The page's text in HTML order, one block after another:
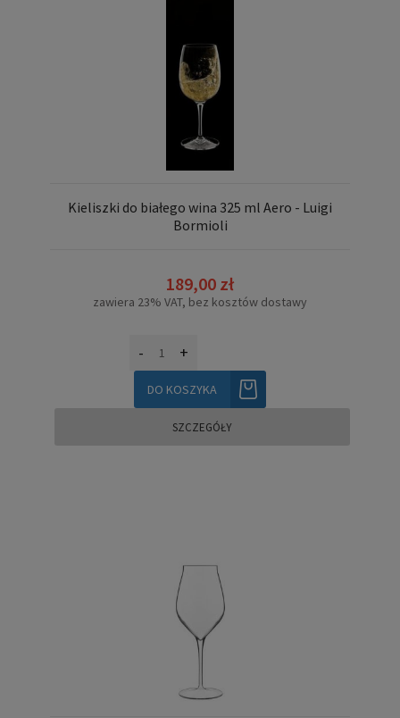
Kieliszki do białego wina 325 ml Aero - Luigi
Bormioli
189,00 zł
zawiera 23% VAT, bez kosztów dostawy
- +
DO KOSZYKA
SZCZEGÓŁY